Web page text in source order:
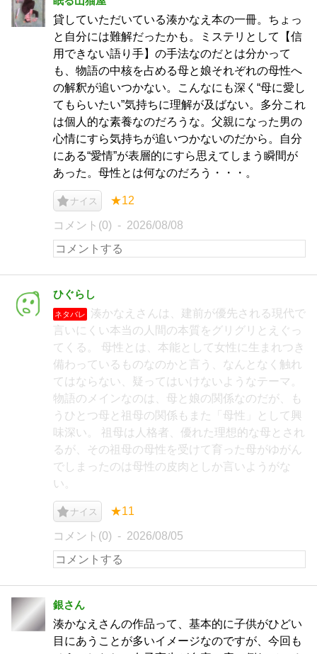
貸していただいている湊かなえ本の一冊。ちょっ
と自分には難解だったかも。ミステリとして【信
用できない語り手】の手法なのだとは分かって
も、物語の中核を占める母と娘それぞれの母性へ
の解釈が追いつかない。こんなにも深く“母に愛し
てもらいたい”気持ちに理解が及ばない。多分これ
は個人的な素養なのだろうな。父親になった男の
心情にすら気持ちが追いつかないのだから。自分
にある“愛情”が表層的にすら思えてしまう瞬間が
あった。母性とは何なのだろう・・・。
ナイス ★12
コメント(0) 2026/08/08
ひぐらし
ネタバレ
湊かなえさんは、建前が優先される現代で
言いにくい本当の人間の本質をグリグリとえぐっ
てくる。 母性とは、本能として女性に生まれつき
備わっているものなのかと言う、なんとなく触れ
てはならない、疑ってはいけないようなテーマ。
物語のメインなのは、母と娘の関係なのだが、も
うひとつ母と祖母の関係もまた「母性」として興
味深い。 祖母は人格者、優れた理想的な母とされ
るが、その祖母の母性を受けて育った母がゆがん
でしまったのは母性の皮肉としか言いようがな
い。
ナイス ★11
コメント(0) 2026/08/05
銀さん
湊かなえさんの作品って、基本的に子供がひどい
目にあうことが多いイメージなのですが、今回も